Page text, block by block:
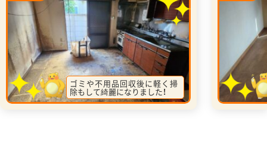
ゴミや不用品回収後に軽く掃
除もして綺麗になりました！